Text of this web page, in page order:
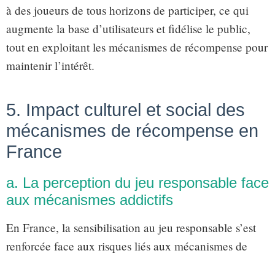
à des joueurs de tous horizons de participer, ce qui
augmente la base d’utilisateurs et fidélise le public,
tout en exploitant les mécanismes de récompense pour
maintenir l’intérêt.
5. Impact culturel et social des
mécanismes de récompense en
France
a. La perception du jeu responsable face
aux mécanismes addictifs
En France, la sensibilisation au jeu responsable s’est
renforcée face aux risques liés aux mécanismes de